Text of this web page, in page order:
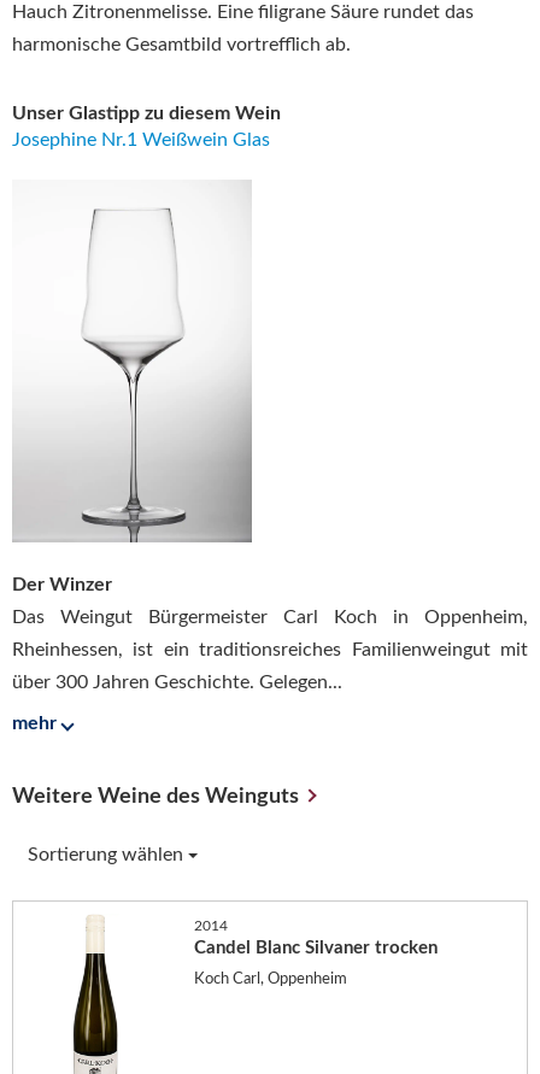
Hauch Zitronenmelisse. Eine filigrane Säure rundet das
harmonische Gesamtbild vortrefflich ab.
Unser Glastipp zu diesem Wein
Josephine Nr.1 Weißwein Glas
Der Winzer
Das Weingut Bürgermeister Carl Koch in Oppenheim,
Rheinhessen, ist ein traditionsreiches Familienweingut mit
über 300 Jahren Geschichte. Gelegen...
mehr
Weitere Weine des Weinguts
Sortierung wählen
2014
Candel Blanc Silvaner trocken
Koch Carl, Oppenheim